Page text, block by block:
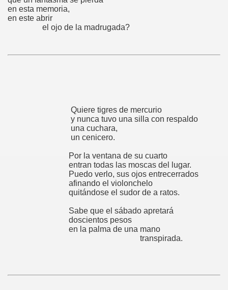
en esta memoria,
en este abrir
el ojo de la madrugada?
Quiere tigres de mercurio
y nunca tuvo una silla con respaldo
una cuchara,
un cenicero.
Por la ventana de su cuarto
entran todas las moscas del lugar.
Puedo verlo, sus ojos entrecerrados
afinando el violonchelo
quitándose el sudor de a ratos.
Sabe que el sábado apretará
doscientos pesos
en la palma de una mano
transpirada.